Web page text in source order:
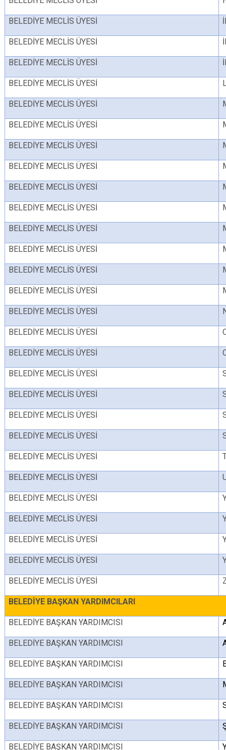
BELEDİYE MECLİS ÜYESİ
BELEDİYE MECLİS ÜYESİ
BELEDİYE MECLİS ÜYESİ
BELEDİYE MECLİS ÜYESİ
BELEDİYE MECLİS ÜYESİ
BELEDİYE MECLİS ÜYESİ
BELEDİYE MECLİS ÜYESİ
BELEDİYE MECLİS ÜYESİ
BELEDİYE MECLİS ÜYESİ
BELEDİYE MECLİS ÜYESİ
BELEDİYE MECLİS ÜYESİ
BELEDİYE MECLİS ÜYESİ
BELEDİYE MECLİS ÜYESİ
BELEDİYE MECLİS ÜYESİ
BELEDİYE MECLİS ÜYESİ
BELEDİYE MECLİS ÜYESİ
BELEDİYE MECLİS ÜYESİ
BELEDİYE MECLİS ÜYESİ
BELEDİYE MECLİS ÜYESİ
BELEDİYE MECLİS ÜYESİ
BELEDİYE MECLİS ÜYESİ
BELEDİYE MECLİS ÜYESİ
BELEDİYE MECLİS ÜYESİ
BELEDİYE MECLİS ÜYESİ
BELEDİYE MECLİS ÜYESİ
BELEDİYE MECLİS ÜYESİ
BELEDİYE MECLİS ÜYESİ
BELEDİYE MECLİS ÜYESİ
BELEDİYE BAŞKAN YARDIMCILARI
BELEDİYE BAŞKAN YARDIMCISI
BELEDİYE BAŞKAN YARDIMCISI
BELEDİYE BAŞKAN YARDIMCISI
BELEDİYE BAŞKAN YARDIMCISI
BELEDİYE BAŞKAN YARDIMCISI
BELEDİYE BAŞKAN YARDIMCISI
BELEDİYE BAŞKAN YARDIMCISI